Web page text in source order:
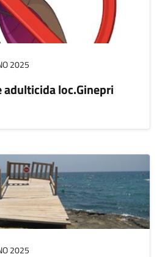
2025
loc.Ginepri
2025